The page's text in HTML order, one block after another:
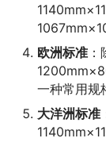
欧洲标准
一种常用规
大洋洲标准